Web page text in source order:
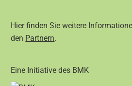
Hier finden Sie weitere
den Partnern.
Eine Initiative des BMK